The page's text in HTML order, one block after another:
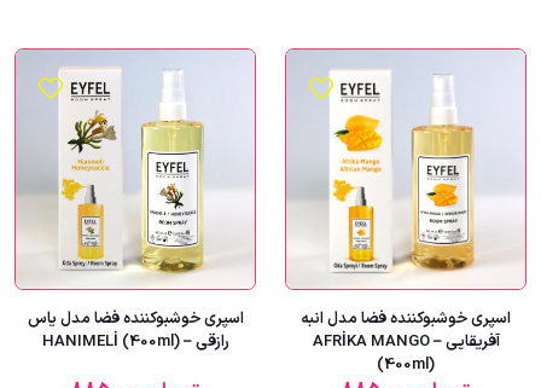
اسپری خوشبوکننده فضا مدل انبه
آفریقایی – AFRİKA MANGO
(400ml)
اسپری خوشبوکننده فضا مدل یاس
رازقی – HANIMELİ (400ml)